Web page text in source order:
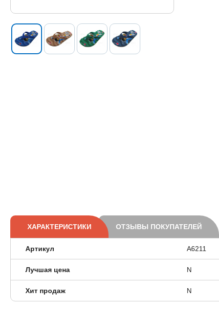
ХАРАКТЕРИСТИКИ ОТЗЫВЫ ПОКУПАТЕЛЕЙ
Артикул A6211
Лучшая цена N
Хит продаж N